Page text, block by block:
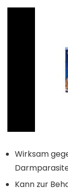
Wirksam
Kann zur